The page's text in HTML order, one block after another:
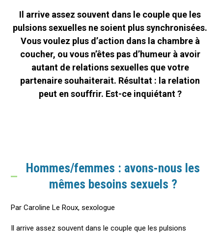
Il arrive assez souvent dans le couple que les
pulsions sexuelles ne soient plus synchronisées.
Vous voulez plus d’action dans la chambre à
coucher, ou vous n’êtes pas d’humeur à avoir
autant de relations sexuelles que votre
partenaire souhaiterait. Résultat : la relation
peut en souffrir. Est-ce inquiétant ?
Hommes/femmes : avons-nous les
mêmes besoins sexuels ?
Par Caroline Le Roux, sexologue
Il arrive assez souvent dans le couple que les pulsions